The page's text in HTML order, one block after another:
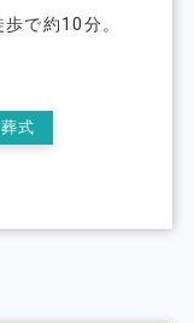
で約10分。
式